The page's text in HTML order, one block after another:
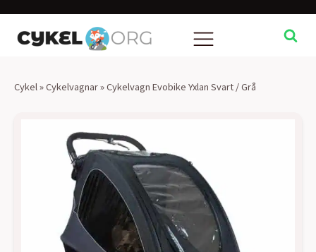
Cykel »Cykelvagnar»Cykelvagn Evobike Yxlan Svart / Grå